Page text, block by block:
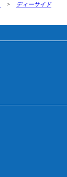
>
ディーサイド